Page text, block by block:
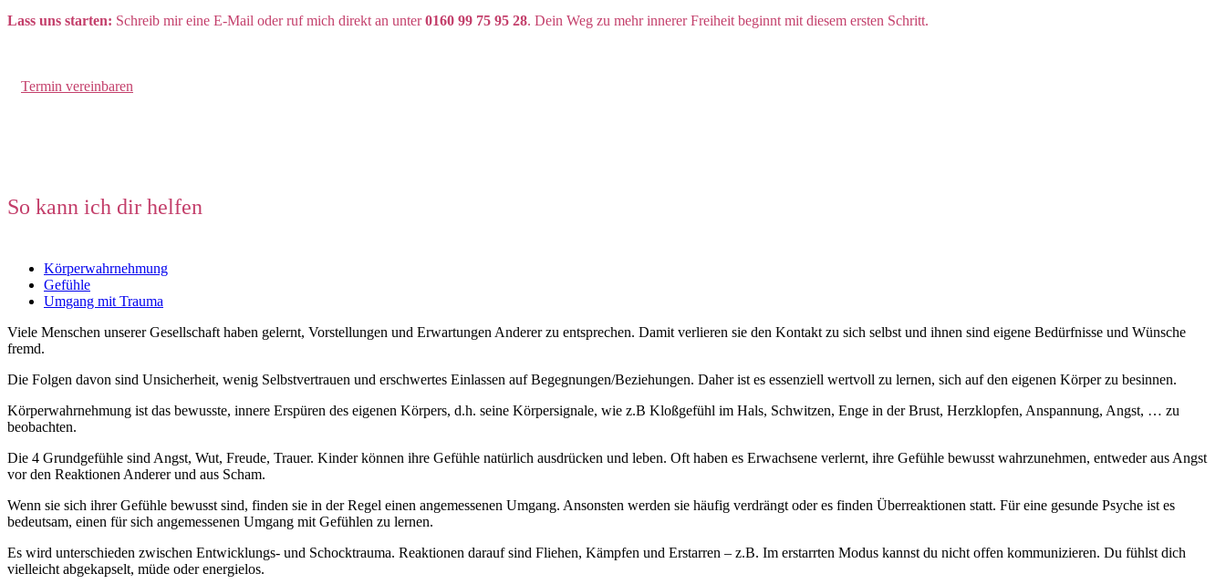
Lass uns starten: Schreib mir eine E-Mail oder ruf mich direkt an unter0160 99 75 95 28. Dein Weg zu mehr innerer Freiheit beginnt mit diesem ersten Schritt.
Termin vereinbaren
So kann ich dir helfen
Körperwahrnehmung
Gefühle
Umgang mit Trauma
Viele Menschen unserer Gesellschaft haben gelernt, Vorstellungen und Erwartungen Anderer zu entsprechen. Damit verlieren sie den Kontakt zu sich selbst und ihnen sind eigene Bedürfnisse und Wünsche
fremd.
Die Folgen davon sind Unsicherheit, wenig Selbstvertrauen und erschwertes Einlassen auf Begegnungen/Beziehungen. Daher ist es essenziell wertvoll zu lernen, sich auf den eigenen Körper zu besinnen.
Körperwahrnehmung ist das bewusste, innere Erspüren des eigenen Körpers, d.h. seine Körpersignale, wie z.B Kloßgefühl im Hals, Schwitzen, Enge in der Brust, Herzklopfen, Anspannung, Angst, … zu
beobachten.
Die 4 Grundgefühle sind Angst, Wut, Freude, Trauer. Kinder können ihre Gefühle natürlich ausdrücken und leben. Oft haben es Erwachsene verlernt, ihre Gefühle bewusst wahrzunehmen, entweder aus Angst
vor den Reaktionen Anderer und aus Scham.
Wenn sie sich ihrer Gefühle bewusst sind, finden sie in der Regel einen angemessenen Umgang. Ansonsten werden sie häufig verdrängt oder es finden Überreaktionen statt. Für eine gesunde Psyche ist es
bedeutsam, einen für sich angemessenen Umgang mit Gefühlen zu lernen.
Es wird unterschieden zwischen Entwicklungs- und Schocktrauma. Reaktionen darauf sind Fliehen, Kämpfen und Erstarren – z.B. Im erstarrten Modus kannst du nicht offen kommunizieren. Du fühlst dich
vielleicht abgekapselt, müde oder energielos.